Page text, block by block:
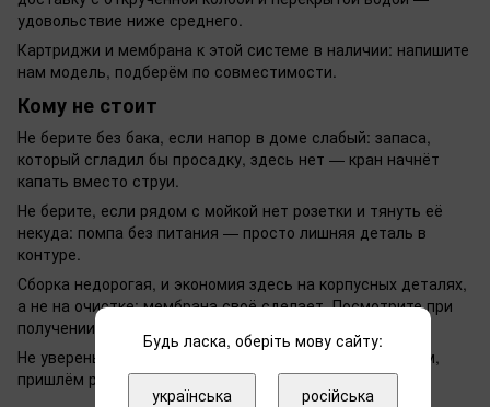
удовольствие ниже среднего.
Картриджи и мембрана к этой системе в наличии: напишите
нам модель, подберём по совместимости.
Кому не стоит
Не берите без бака, если напор в доме слабый: запаса,
который сгладил бы просадку, здесь нет — кран начнёт
капать вместо струи.
Не берите, если рядом с мойкой нет розетки и тянуть её
некуда: помпа без питания — просто лишняя деталь в
контуре.
Сборка недорогая, и экономия здесь на корпусных деталях,
а не на очистке: мембрана своё сделает. Посмотрите при
получении колбы и кронштейн.
Не уверены, влезет ли под вашу мойку — напишите нам,
пришлём размеры и посмотрим вместе.
Будь ласка, оберіть мову сайту:
українська російська